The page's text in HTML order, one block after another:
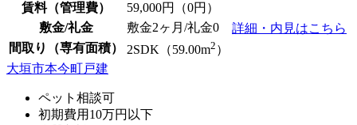
賃料（管理費） 59,000円（0円）
詳細・内見はこちら
敷金/礼金 敷金2ヶ月/礼金0
間取り（専有面積）
2SDK（59.00m2 ）
大垣市本今町戸建
ペット相談可
初期費用10万円以下